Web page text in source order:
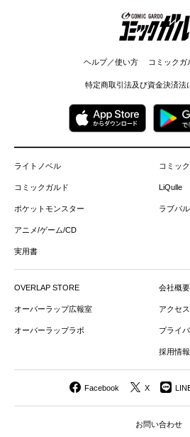
コミックガルド
ヘルプ／使い方 コミックガ
特定商取引法及び資金決済法
ライトノベル
コミックガルド
ポケットモンスター
アニメ/ゲーム/CD
実用書
コミッ
LiQulle
ラブパ
OVERLAP STORE
オーバーラップ広報室
オーバーラップラボ
会社概要
アクセス
プライ
採用情報
Facebook X
お問い合わせ